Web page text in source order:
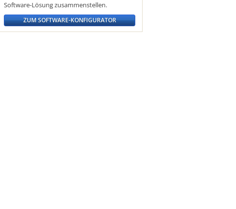
Software-Lösung zusammenstellen.
ZUM SOFTWARE-KONFIGURATOR